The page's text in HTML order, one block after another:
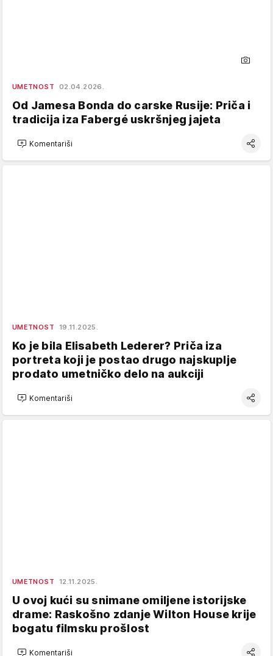
UMETNOST 02.04.2026.
Od Jamesa Bonda do carske Rusije: Priča i
tradicija iza Fabergé uskršnjeg jajeta
Komentariši
UMETNOST 19.11.2025.
Ko je bila Elisabeth Lederer? Priča iza
portreta koji je postao drugo najskuplje
prodato umetničko delo na aukciji
Komentariši
UMETNOST 12.11.2025.
U ovoj kući su snimane omiljene istorijske
drame: Raskošno zdanje Wilton House krije
bogatu filmsku prošlost
Komentariši